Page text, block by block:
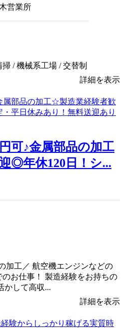
営業所
/ 機械系工場 / 交替制
詳細を表示
可♪金属部品の加工
◎年休120日！シ...
加工／ 航空機エンジンなどの
お仕事！ 製造経験をお持ちの
かして高収...
詳細を表示